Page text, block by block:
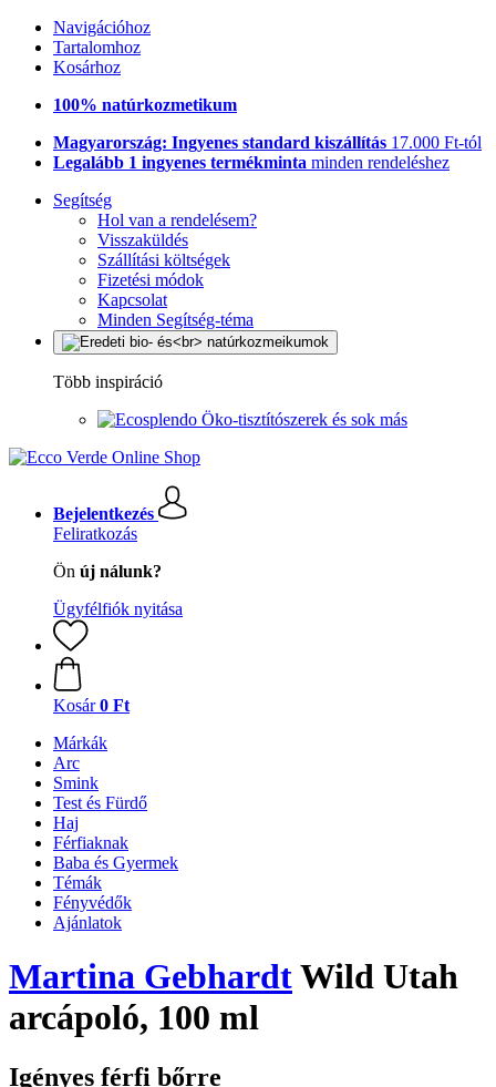
Navigációhoz
Tartalomhoz
Kosárhoz
100% natúrkozmetikum
Magyarország: Ingyenes standard kiszállítás 17.000 Ft-tól
Legalább 1 ingyenes termékminta minden rendeléshez
Segítség
Hol van a rendelésem?
Visszaküldés
Szállítási költségek
Fizetési módok
Kapcsolat
Minden Segítség-téma
Több inspiráció
Öko-tisztítószerek és sok más
Bejelentkezés
Feliratkozás
Ön új nálunk?
Ügyfélfiók nyitása
Kosár 0 Ft
Márkák
Arc
Smink
Test és Fürdő
Haj
Férfiaknak
Baba és Gyermek
Témák
Fényvédők
Ajánlatok
Martina GebhardtWild Utah
arcápoló, 100 ml
Igényes férfi bőrre